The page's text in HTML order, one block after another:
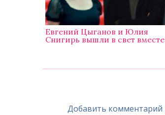
Евгений Цыганов и Юлия
Снигирь вышли в свет вместе
Добавить комментарий